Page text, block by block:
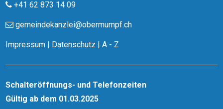
+41 62 873 14 09
gemeindekanzlei@obermumpf.ch
Impressum| Datenschutz | A - Z
Schalteröffnungs- und Telefonzeiten
Gültig ab dem 01.03.2025